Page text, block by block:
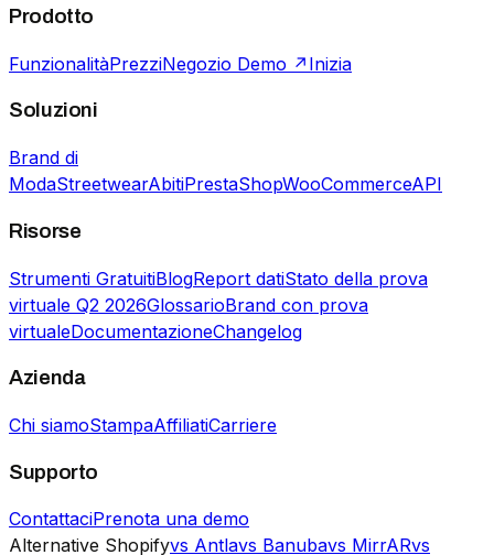
Prodotto
FunzionalitàPrezziNegozio Demo ↗ Inizia
Soluzioni
Brand di
ModaStreetwearAbitiPrestaShopWooCommerceAPI
Risorse
Strumenti GratuitiBlogReport datiStato della prova
virtuale Q2 2026GlossarioBrand con prova
virtualeDocumentazioneChangelog
Azienda
Chi siamoStampaAffiliatiCarriere
Supporto
ContattaciPrenota una demo
Alternative Shopifyvs Antlavs Banubavs MirrARvs